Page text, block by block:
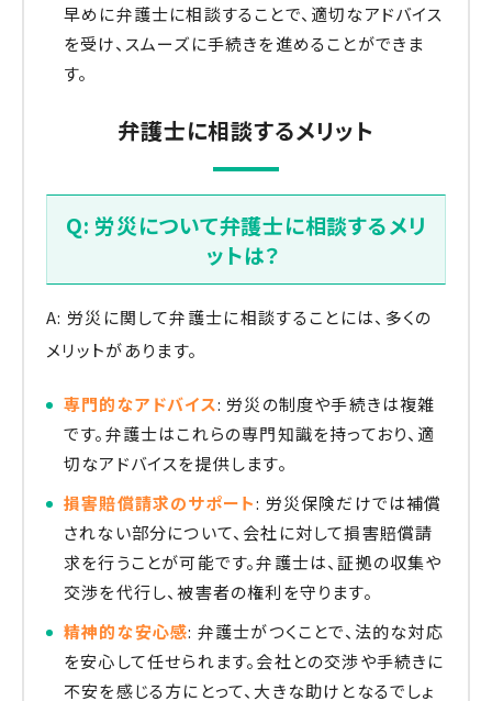
早めに弁護士に相談することで、適切なアドバイス
を受け、スムーズに手続きを進めることができま
す。
弁護士に相談するメリット
Q: 労災について弁護士に相談するメリ
ットは？
A: 労災に関して弁護士に相談することには、多くの
メリットがあります。
専門的なアドバイス: 労災の制度や手続きは複雑
です。弁護士はこれらの専門知識を持っており、適
切なアドバイスを提供します。
損害賠償請求のサポート: 労災保険だけでは補償
されない部分について、会社に対して損害賠償請
求を行うことが可能です。弁護士は、証拠の収集や
交渉を代行し、被害者の権利を守ります。
精神的な安心感: 弁護士がつくことで、法的な対応
を安心して任せられます。会社との交渉や手続きに
不安を感じる方にとって、大きな助けとなるでしょ